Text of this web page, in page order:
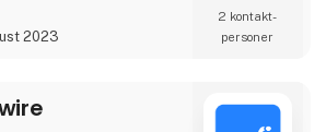
løsning sikrer
høj pålidelighed,
2023
2 kontakt­
personer